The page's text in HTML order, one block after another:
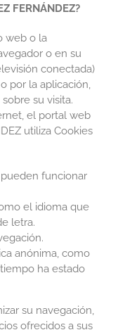
FERNÁNDEZ?
web o la
o en su
conectada)
por la aplicación,
su visita.
el portal web
utiliza Cookies
funcionar
el idioma que
letra.
anónima, como
ha estado
su navegación,
ofrecidos a sus